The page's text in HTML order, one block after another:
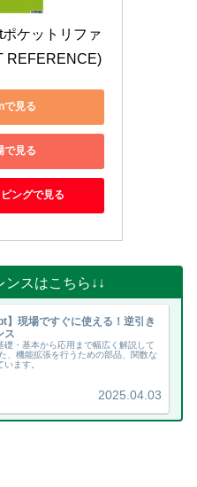
ケットリファ
REFERENCE)
で見る
で見る
ングで見る
スはこちら↓↓
】現場ですぐに使える！逆引き
ス
礎・基本から応用まで幅広く解説して
、機能拡張を行うための部品、関数な
います。
2025.04.03